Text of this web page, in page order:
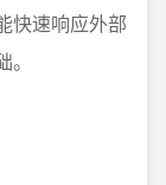
快速响应外部